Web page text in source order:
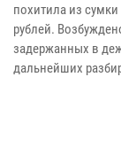
похитила из
рублей.
задержанных в
дальнейших